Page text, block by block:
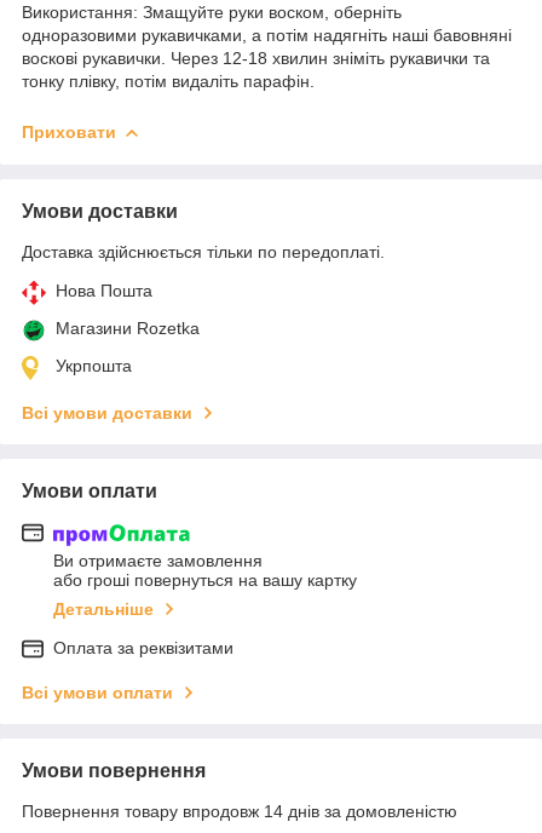
Використання: Змащуйте руки воском, оберніть
одноразовими рукавичками, а потім надягніть наші бавовняні
воскові рукавички. Через 12-18 хвилин зніміть рукавички та
тонку плівку, потім видаліть парафін.
Приховати
Умови доставки
Доставка здійснюється тільки по передоплаті.
Нова Пошта
Магазини Rozetka
Укрпошта
Всі умови доставки
Умови оплати
Ви отримаєте замовлення
або гроші повернуться на вашу картку
Детальніше
Оплата за реквізитами
Всі умови оплати
Умови повернення
Повернення товару впродовж 14 днів за домовленістю